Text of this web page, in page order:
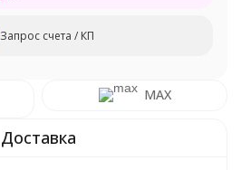
Запрос счета / КП
MAX